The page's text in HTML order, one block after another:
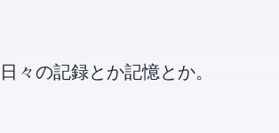
日々の記録とか記憶とか。